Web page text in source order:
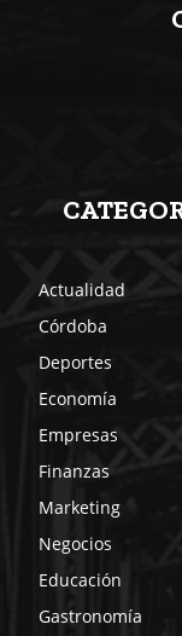
Actualidad
Córdoba
Deportes
Economía
Empresas
Finanzas
Marketing
Negocios
Educación
Gastronomía